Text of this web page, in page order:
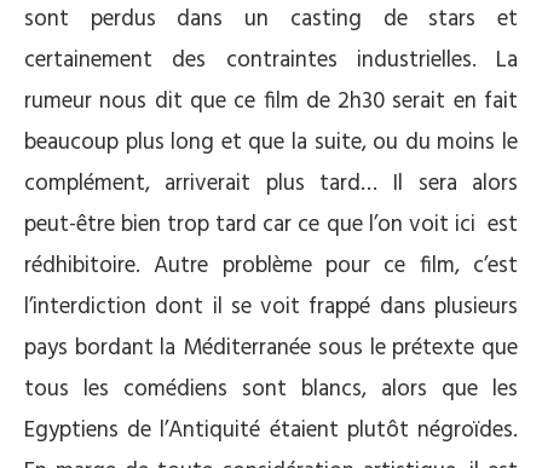
sont perdus dans un casting de stars et
certainement des contraintes industrielles. La
rumeur nous dit que ce film de 2h30 serait en fait
beaucoup plus long et que la suite, ou du moins le
complément, arriverait plus tard… Il sera alors
peut-être bien trop tard car ce que l’on voit ici est
rédhibitoire. Autre problème pour ce film, c’est
l’interdiction dont il se voit frappé dans plusieurs
pays bordant la Méditerranée sous le prétexte que
tous les comédiens sont blancs, alors que les
Egyptiens de l’Antiquité étaient plutôt négroïdes.